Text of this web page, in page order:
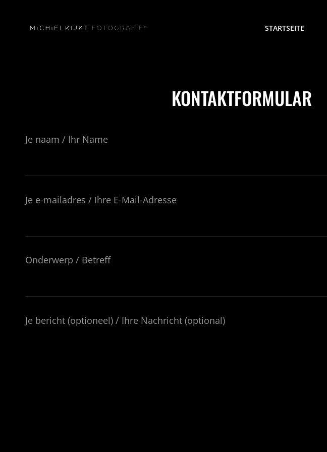
STARTSEITE
KONTAKTFORMULAR
Je naam / Ihr Name
Je e-mailadres / Ihre E-Mail-Adresse
Onderwerp / Betreff
Je bericht (optioneel) / Ihre Nachricht (optional)